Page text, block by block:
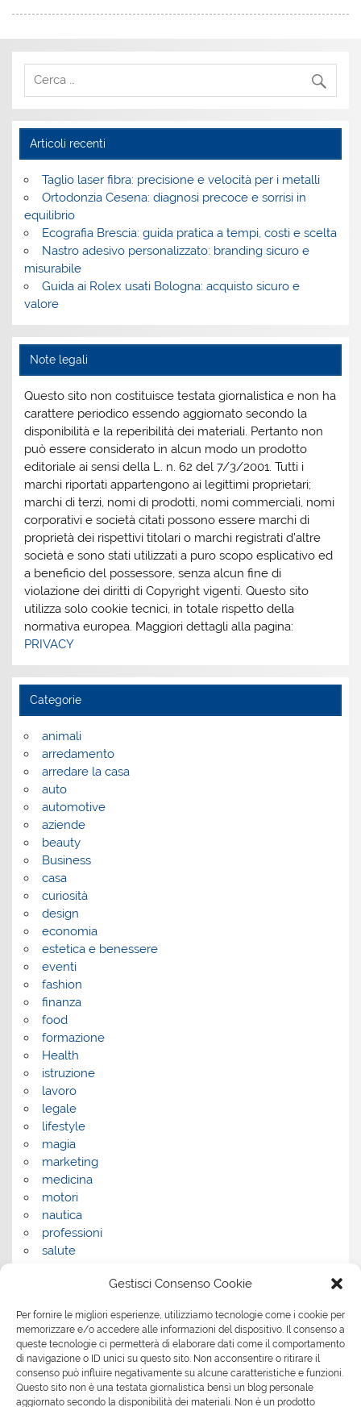
Gestisci Consenso Cookie
Per fornire le migliori esperienze, utilizziamo tecnologie come i cookie per
memorizzare e/o accedere alle informazioni del dispositivo. Il consenso a
queste tecnologie ci permetterà di elaborare dati come il comportamento
di navigazione o ID unici su questo sito. Non acconsentire o ritirare il
consenso può influire negativamente su alcune caratteristiche e funzioni.
Questo sito non è una testata giornalistica bensì un blog personale
aggiornato secondo la disponibilità dei materiali. Non è un prodotto
Articoli recenti
Taglio laser fibra: precisione e velocità per i metalli
Ortodonzia Cesena: diagnosi precoce e sorrisi in
equilibrio
Ecografia Brescia: guida pratica a tempi, costi e scelta
Nastro adesivo personalizzato: branding sicuro e
misurabile
Guida ai Rolex usati Bologna: acquisto sicuro e
valore
Note legali
Questo sito non costituisce testata giornalistica e non ha
carattere periodico essendo aggiornato secondo la
disponibilità e la reperibilità dei materiali. Pertanto non
può essere considerato in alcun modo un prodotto
editoriale ai sensi della L. n. 62 del 7/3/2001. Tutti i
marchi riportati appartengono ai legittimi proprietari;
marchi di terzi, nomi di prodotti, nomi commerciali, nomi
corporativi e società citati possono essere marchi di
proprietà dei rispettivi titolari o marchi registrati d’altre
società e sono stati utilizzati a puro scopo esplicativo ed
a beneficio del possessore, senza alcun fine di
violazione dei diritti di Copyright vigenti. Questo sito
utilizza solo cookie tecnici, in totale rispetto della
normativa europea. Maggiori dettagli alla pagina:
PRIVACY
Categorie
animali
arredamento
arredare la casa
auto
automotive
aziende
beauty
Business
casa
curiosità
design
economia
estetica e benessere
eventi
fashion
finanza
food
formazione
Health
istruzione
lavoro
legale
lifestyle
magia
marketing
medicina
motori
nautica
professioni
salute
servizi per le aziende
shopping
sport
Tech
tecnologia